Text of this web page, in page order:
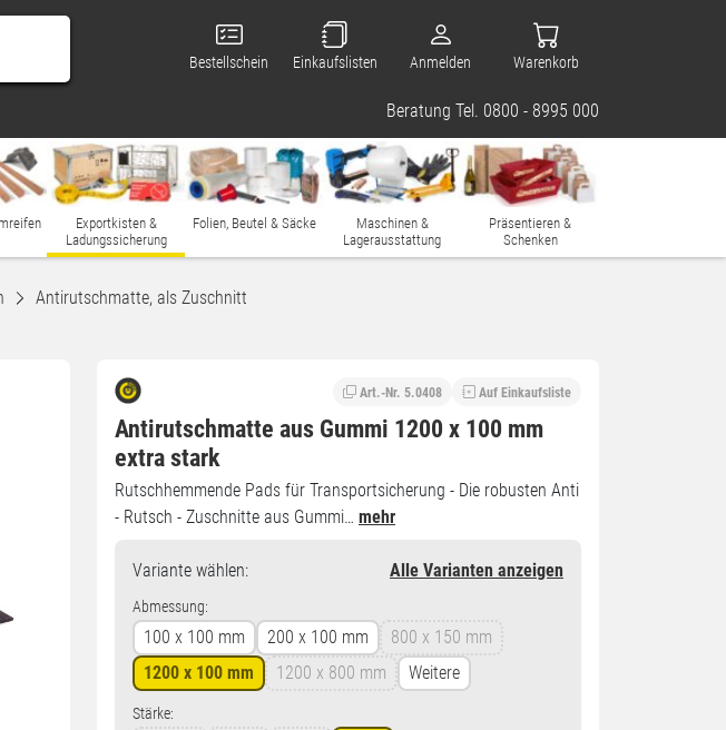
Bestellschein Einkaufslisten Anmelden Warenkorb
Beratung Tel. 0800 - 8995 000
Exportkisten &
Ladungssicherung
Folien, Beutel & Säcke
Maschinen &
Lagerausstattung
Präsentieren &
Schenken
Antirutschmatte, als Zuschnitt
Art.-Nr. 5.0408 Auf Einkaufsliste
Antirutschmatte aus Gummi 1200 x 100 mm
extra stark
Rutschhemmende Pads für Transportsicherung - Die robusten Anti
- Rutsch - Zuschnitte aus Gummi… mehr
Variante wählen: Alle Varianten anzeigen
Abmessung:
100 x 100 mm 200 x 100 mm
800 x 150 mm
1200 x 100 mm
1200 x 800 mm Weitere
Stärke: